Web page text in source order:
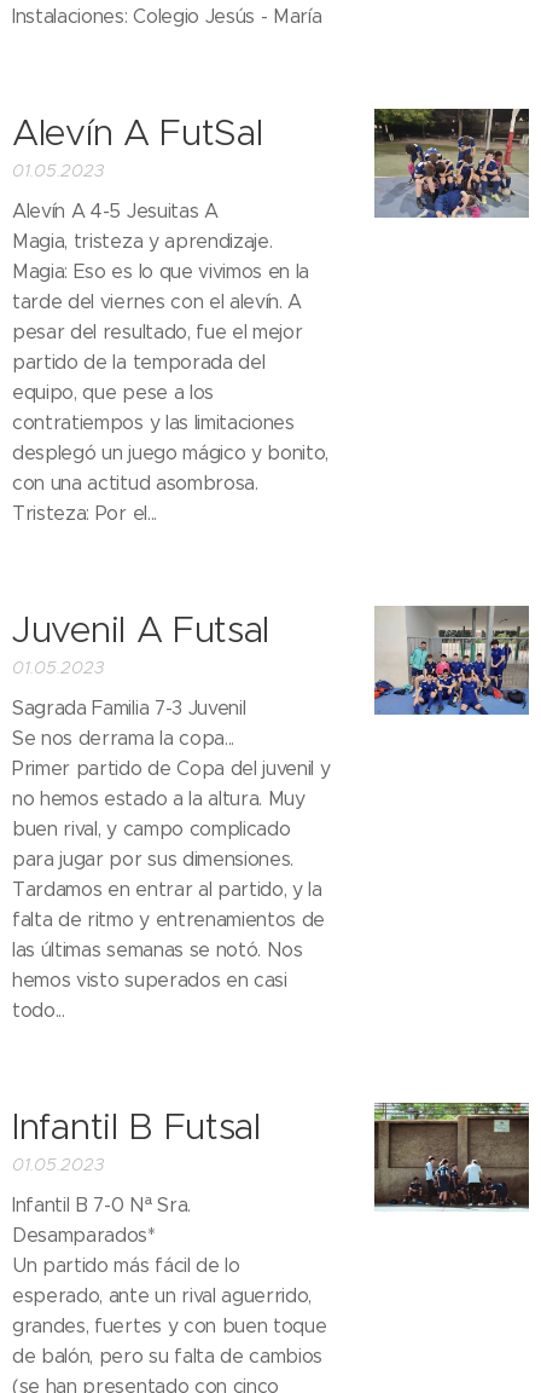
Instalaciones: Colegio Jesús - María
Alevín A FutSal
01.05.2023
Alevín A 4-5 Jesuitas A
Magia, tristeza y aprendizaje.
Magia: Eso es lo que vivimos en la
tarde del viernes con el alevín. A
pesar del resultado, fue el mejor
partido de la temporada del
equipo, que pese a los
contratiempos y las limitaciones
desplegó un juego mágico y bonito,
con una actitud asombrosa.
Tristeza: Por el...
Juvenil A Futsal
01.05.2023
Sagrada Familia 7-3 Juvenil
Se nos derrama la copa...
Primer partido de Copa del juvenil y
no hemos estado a la altura. Muy
buen rival, y campo complicado
para jugar por sus dimensiones.
Tardamos en entrar al partido, y la
falta de ritmo y entrenamientos de
las últimas semanas se notó. Nos
hemos visto superados en casi
todo...
Infantil B Futsal
01.05.2023
Infantil B 7-0 Nª Sra.
Desamparados*
Un partido más fácil de lo
esperado, ante un rival aguerrido,
grandes, fuertes y con buen toque
de balón, pero su falta de cambios
(se han presentado con cinco